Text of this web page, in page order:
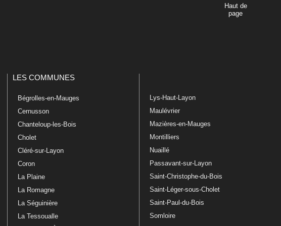
Haut de
page
LES COMMUNES
Bégrolles-en-Mauges
Cernusson
Chanteloup-les-Bois
Cholet
Cléré-sur-Layon
Coron
La Plaine
La Romagne
La Séguinière
La Tessoualle
Lys-Haut-Layon
Maulévrier
Mazières-en-Mauges
Montilliers
Nuaillé
Passavant-sur-Layon
Saint-Christophe-du-Bois
Saint-Léger-sous-Cholet
Saint-Paul-du-Bois
Somloire